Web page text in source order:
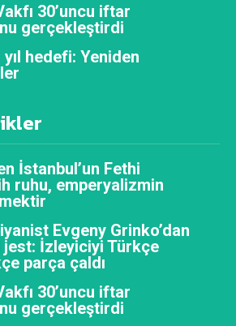
30’uncu iftar
gerçekleştirdi
hedefi: Yeniden
İstanbul’un Fethi
ruhu, emperyalizmin
Evgeny Grinko’dan
jest: İzleyiciyi Türkçe
parça çaldı
30’uncu iftar
gerçekleştirdi